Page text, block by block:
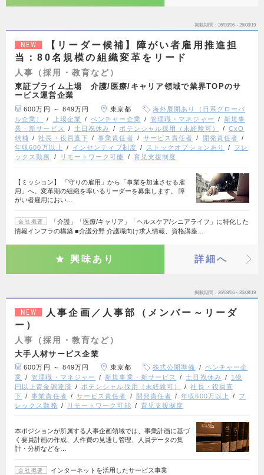
掲載期間 26/08/06～26/08/19
NEW
【リーダー候補】障がい者雇用推進担
当：80名規模の組織変革をリード
人事（採用・教育など）
東証プライム上場 介護/医療/キャリア領域で業界TOPのサ
ービス運営企業
600万円 ～ 849万円 東京都
海外展開あり（日系グローバ
ル企業）
上場企業 ベンチャー企業 管理職・マネジャー
新規事
業・新サービス
土日祝休み ポテンシャル採用（未経験可）
CxO
候補
社長・役員直下 事業責任者 サービス責任者
開発責任者
年収600万以上
インセンティブ制度 ストックオプションあり
フレ
ックス勤務
リモートワーク可能 育児支援制度
【ミッション】 「守りの雇用」から「事業を加速させる雇
用」へ。変革期の組織を率いるリーダーを募集します。 障
がい者雇用におい…
会社概要
「介護」「医療/キャリア」「ヘルスケア/シニアライフ」に特化した
情報インフラの構築 ■介護分野 介護職向け求人情報、資格講座…
興味あり 詳細へ
掲載期間 26/08/06～26/08/19
NEW
人事企画／人事部（メンバー～リーダ
ー）
人事（採用・教育など）
大手人材サービス企業
600万円 ～ 849万円 東京都 株式公開準備
ベンチャー企
業
管理職・マネジャー 新規事業・新サービス 土日祝休み
1億
円以上資金調達済
ポテンシャル採用（未経験可）
社長・役員直
下
事業責任者 サービス責任者 開発責任者 年収600万以上
フ
レックス勤務
リモートワーク可能 育児支援制度
本ポジションが所属する人事企画領域では、事業計画に基づ
く要員計画の作成、人件費の見通し管理、人員データの集
計・分析などを…
会社概要 インターネットを活用したサービス事業